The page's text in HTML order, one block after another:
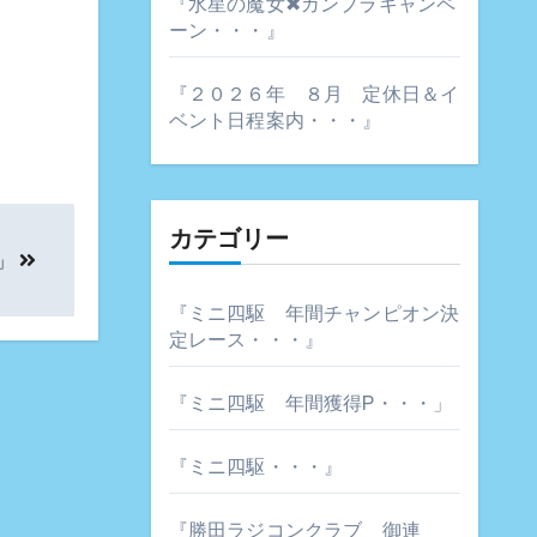
ーン・・・』
『２０２６年 ８月 定休日＆イ
ベント日程案内・・・』
カテゴリー
『ミニ四駆 年間チャンピオン決
定レース・・・』
『ミニ四駆 年間獲得P・・・」
『ミニ四駆・・・』
『勝田ラジコンクラブ 御連